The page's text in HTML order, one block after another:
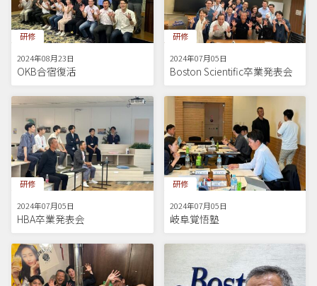
研修
2024年08月23日
OKB合宿復活
研修
2024年07月05日
Boston Scientific卒業発表会
研修
2024年07月05日
HBA卒業発表会
研修
2024年07月05日
岐阜覚悟塾